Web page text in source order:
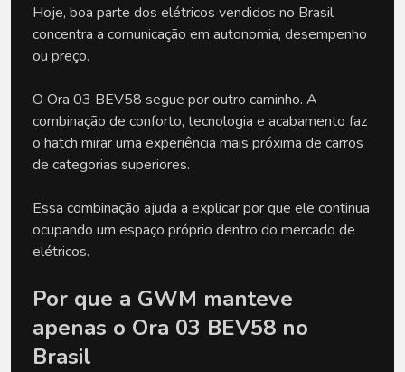
Hoje, boa parte dos elétricos vendidos no Brasil
concentra a comunicação em autonomia, desempenho
ou preço.
O Ora 03 BEV58 segue por outro caminho. A
combinação de conforto, tecnologia e acabamento faz
o hatch mirar uma experiência mais próxima de carros
de categorias superiores.
Essa combinação ajuda a explicar por que ele continua
ocupando um espaço próprio dentro do mercado de
elétricos.
Por que a GWM manteve
apenas o Ora 03 BEV58 no
Brasil